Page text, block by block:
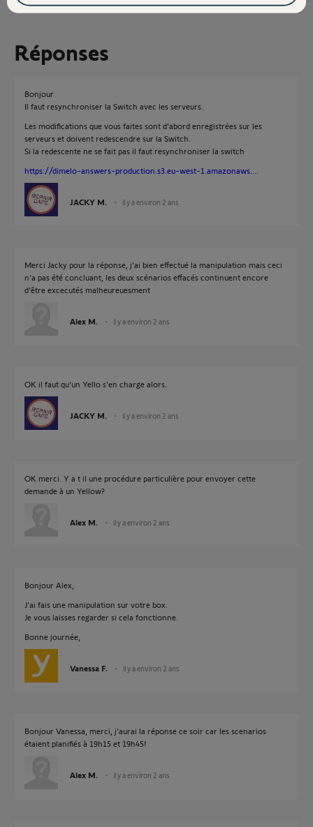
Réponses
Bonjour
Il faut resynchroniser la Switch avec les serveurs.
Les modifications que vous faites sont d'abord enregistrées sur les
serveurs et doivent redescendre sur la Switch.
Si la redescente ne se fait pas il faut resynchroniser la switch
https://dimelo-answers-production.s3.eu-west-1.amazonaws....
JACKY M. il y a environ 2 ans
Merci Jacky pour la réponse, j'ai bien effectué la manipulation mais ceci
n'a pas été concluant, les deux scénarios effacés continuent encore
d'être excecutés malheureuesment
Alex M. il y a environ 2 ans
OK il faut qu'un Yello s'en charge alors.
JACKY M. il y a environ 2 ans
OK merci. Y a t il une procédure particulière pour envoyer cette
demande à un Yellow?
Alex M. il y a environ 2 ans
Bonjour Alex,
J'ai fais une manipulation sur votre box.
Je vous laisses regarder si cela fonctionne.
Bonne journée,
Vanessa F. il y a environ 2 ans
Bonjour Vanessa, merci, j'aurai la réponse ce soir car les scenarios
étaient planifiés à 19h15 et 19h45!
Alex M. il y a environ 2 ans